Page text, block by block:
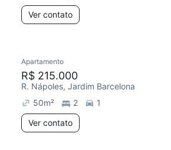
Ver contato
Redecorar
Apartamento
R$ 215.000
R. Nápoles, Jardim Barcelona
50m² 2
1
Ver contato